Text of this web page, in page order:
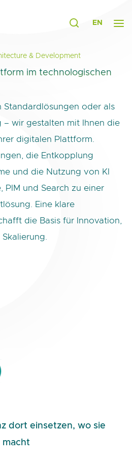
EN
& Development
im technologischen
Standardlösungen oder als
– wir gestalten mit Ihnen die
digitalen Plattform.
die Entkopplung
und die Nutzung von KI
PIM und Search zu einer
Eine klare
die Basis für Innovation,
dort einsetzen, wo sie
macht